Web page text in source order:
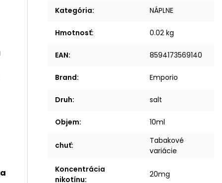
Kategória: NÁPLNE
Hmotnosť: 0.02 kg
EAN: 8594173569140
Brand: Emporio
Druh: salt
Objem: 10ml
chuť:
Tabakové
variácie
Koncentrácia
nikotínu:
20mg